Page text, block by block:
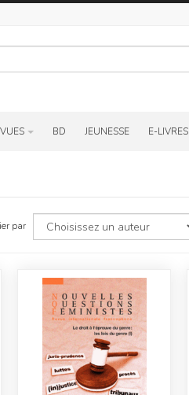
BD JEUNESSE E-LIVRES
par